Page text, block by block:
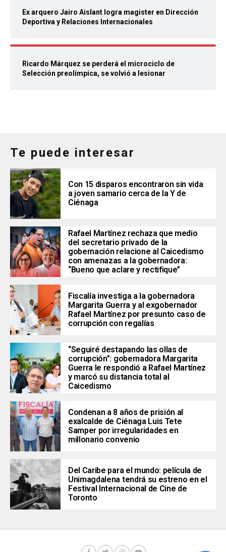
Ex arquero Jairo Aislant logra magister en Dirección
Deportiva y Relaciones Internacionales
Ricardo Márquez se perderá el microciclo de
Selección preolímpica, se volvió a lesionar
Te puede interesar
Con 15 disparos encontraron sin vida
a joven samario cerca de la Y de
Ciénaga
Rafael Martínez rechaza que medio
del secretario privado de la
gobernación relacione al Caicedismo
con amenazas a la gobernadora:
“Bueno que aclare y rectifique”
Fiscalía investiga a la gobernadora
Margarita Guerra y al exgobernador
Rafael Martínez por presunto caso de
corrupción con regalías
“Seguiré destapando las ollas de
corrupción”: gobernadora Margarita
Guerra le respondió a Rafael Martínez
y marcó su distancia total al
Caicedismo
Condenan a 8 años de prisión al
exalcalde de Ciénaga Luis Tete
Samper por irregularidades en
millonario convenio
Del Caribe para el mundo: película de
Unimagdalena tendrá su estreno en el
Festival Internacional de Cine de
Toronto